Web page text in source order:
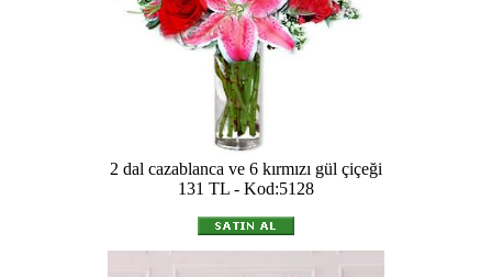
2 dal cazablanca ve 6 kırmızı gül çiçeği
131 TL - Kod:5128